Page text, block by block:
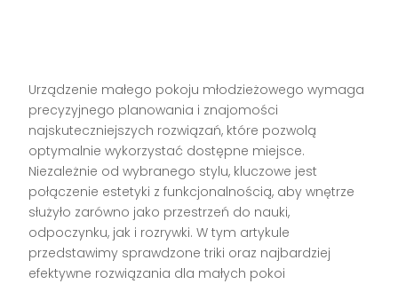
Urządzenie małego pokoju młodzieżowego wymaga
precyzyjnego planowania i znajomości
najskuteczniejszych rozwiązań, które pozwolą
optymalnie wykorzystać dostępne miejsce.
Niezależnie od wybranego stylu, kluczowe jest
połączenie estetyki z funkcjonalnością, aby wnętrze
służyło zarówno jako przestrzeń do nauki,
odpoczynku, jak i rozrywki. W tym artykule
przedstawimy sprawdzone triki oraz najbardziej
efektywne rozwiązania dla małych pokoi